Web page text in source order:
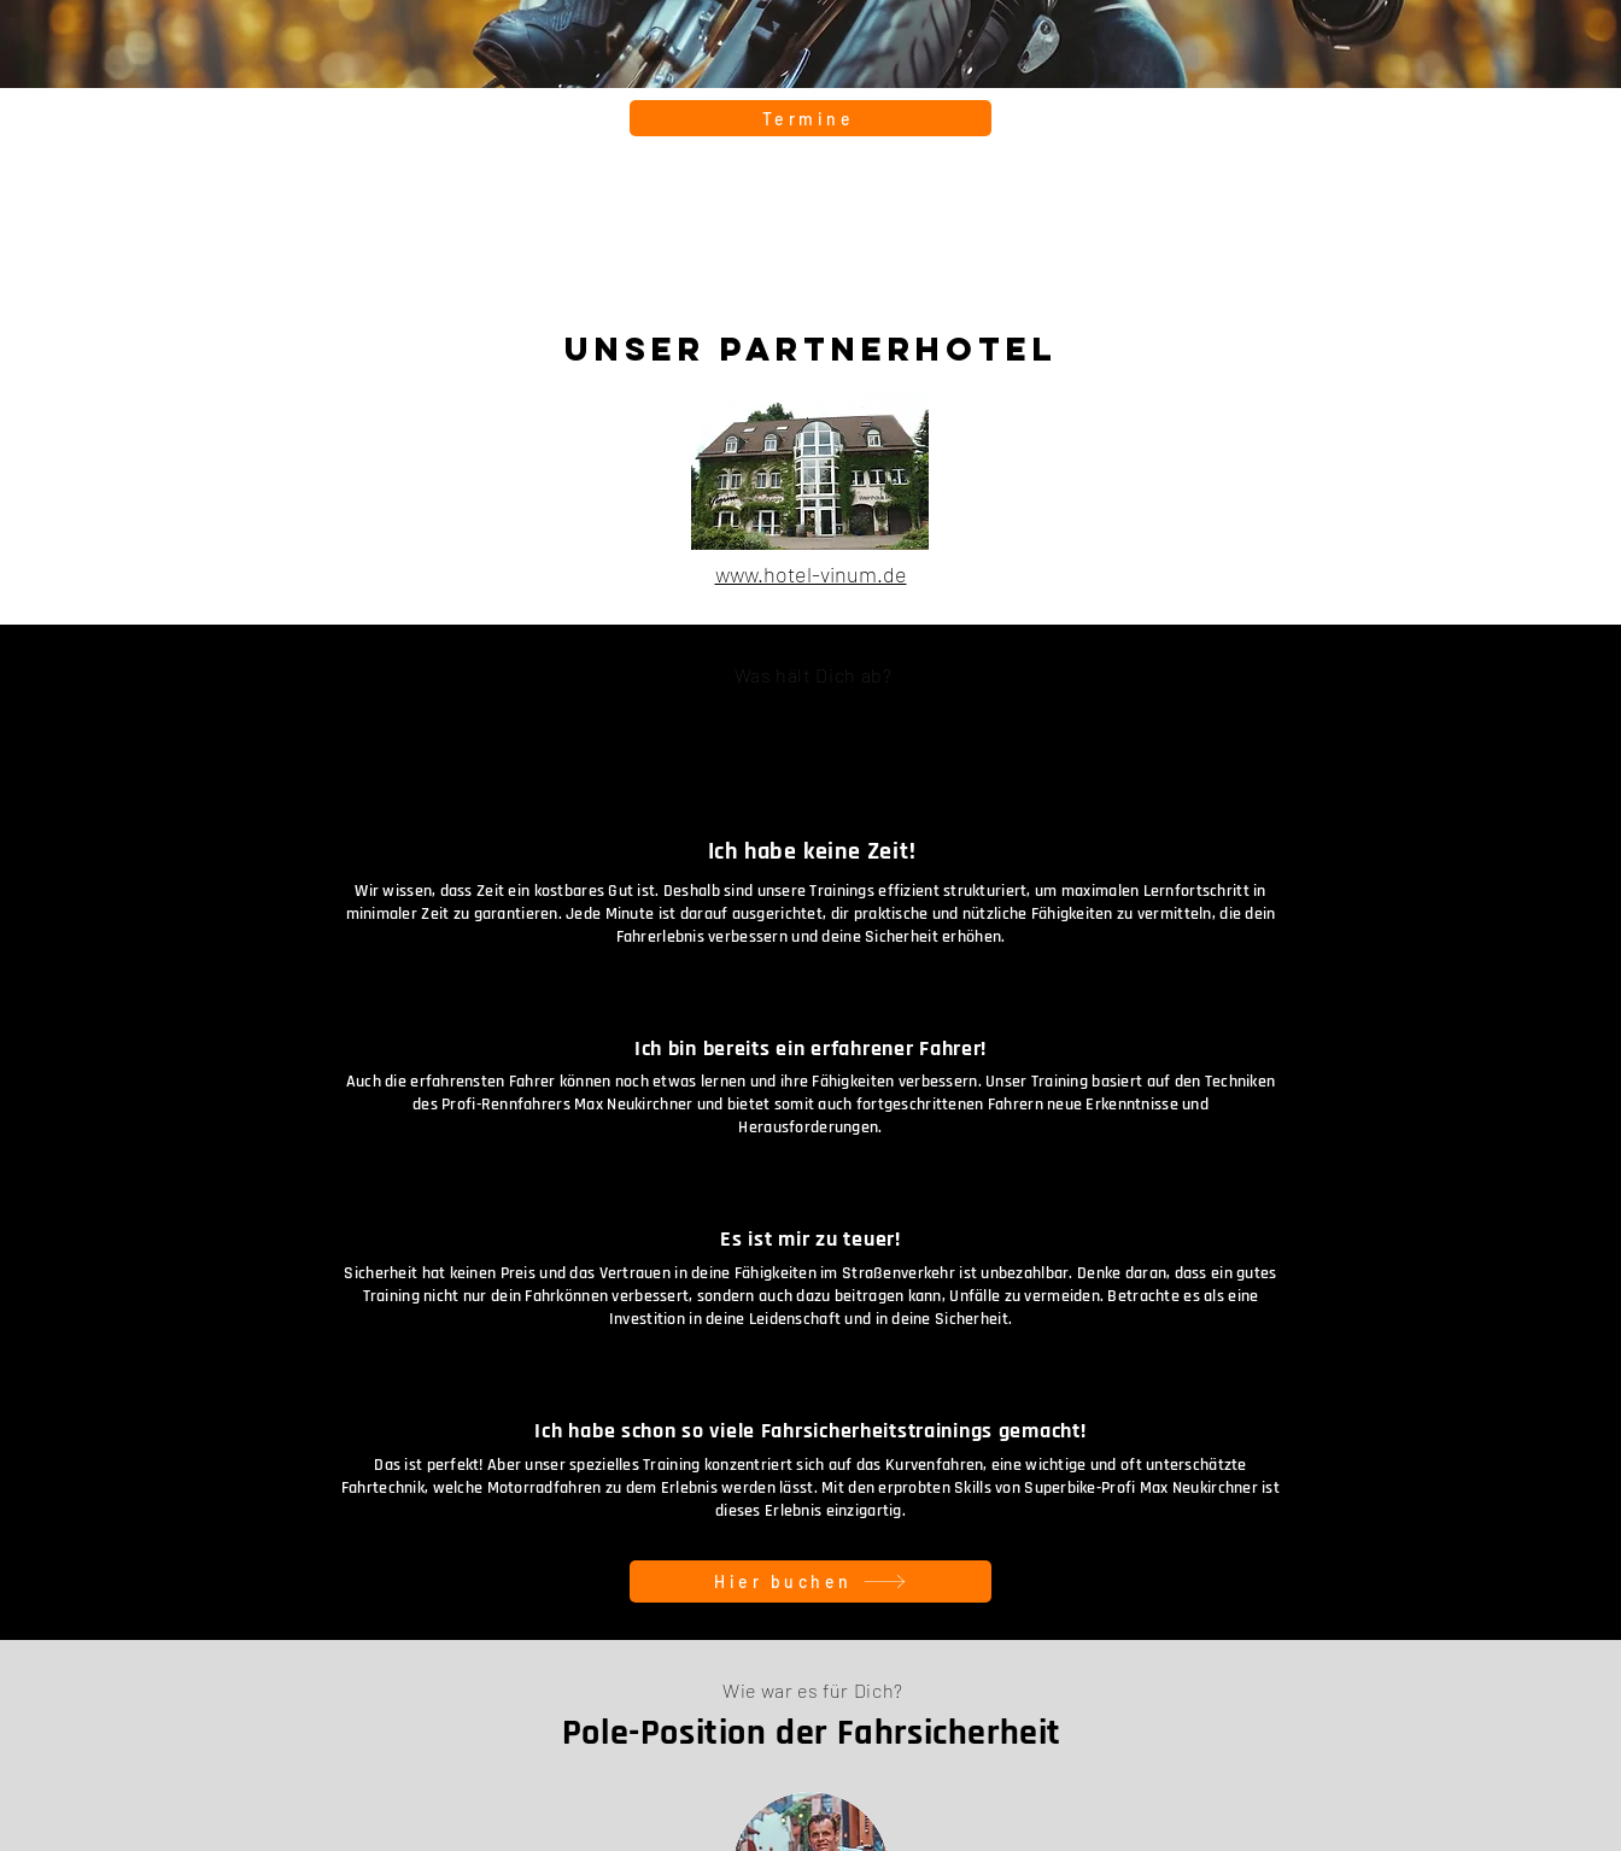
Termine
Unser PartnerHotel
www.hotel-vinum.de
Was hält Dich ab?
Ich habe keine Zeit!
Wir wissen, dass Zeit ein kostbares Gut ist. Deshalb sind unsere Trainings effizient strukturiert, um maximalen Lernfortschritt in
minimaler Zeit zu garantieren. Jede Minute ist darauf ausgerichtet, dir praktische und nützliche Fähigkeiten zu vermitteln, die dein
Fahrerlebnis verbessern und deine Sicherheit erhöhen.
Ich bin bereits ein erfahrener Fahrer!
Auch die erfahrensten Fahrer können noch etwas lernen und ihre Fähigkeiten verbessern. Unser Training basiert auf den Techniken
des Profi-Rennfahrers Max Neukirchner und bietet somit auch fortgeschrittenen Fahrern neue Erkenntnisse und
Herausforderungen.
Es ist mir zu teuer!
Sicherheit hat keinen Preis und das Vertrauen in deine Fähigkeiten im Straßenverkehr ist unbezahlbar. Denke daran, dass ein gutes
Training nicht nur dein Fahrkönnen verbessert, sondern auch dazu beitragen kann, Unfälle zu vermeiden. Betrachte es als eine
Investition in deine Leidenschaft und in deine Sicherheit.
Ich habe schon so viele Fahrsicherheitstrainings gemacht!
Das ist perfekt! Aber unser spezielles Training konzentriert sich auf das Kurvenfahren, eine wichtige und oft unterschätzte
Fahrtechnik, welche Motorradfahren zu dem Erlebnis werden lässt. Mit den erprobten Skills von Superbike-Profi Max Neukirchner ist
dieses Erlebnis einzigartig.
Hier buchen
Wie war es für Dich?
Pole-Position der Fahrsicherheit